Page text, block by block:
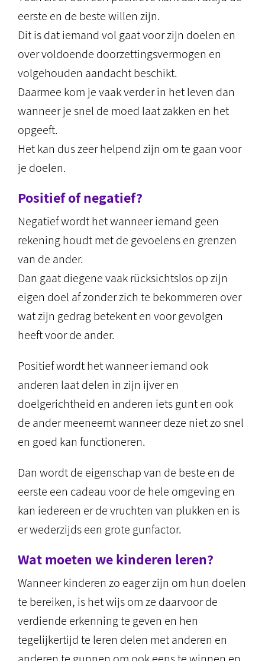
eerste en de beste willen zijn.
Dit is dat iemand vol gaat voor zijn doelen en
over voldoende doorzettingsvermogen en
volgehouden aandacht beschikt.
Daarmee kom je vaak verder in het leven dan
wanneer je snel de moed laat zakken en het
opgeeft.
Het kan dus zeer helpend zijn om te gaan voor
je doelen.
Positief of negatief?
Negatief wordt het wanneer iemand geen
rekening houdt met de gevoelens en grenzen
van de ander.
Dan gaat diegene vaak rücksichtslos op zijn
eigen doel af zonder zich te bekommeren over
wat zijn gedrag betekent en voor gevolgen
heeft voor de ander.
Positief wordt het wanneer iemand ook
anderen laat delen in zijn ijver en
doelgerichtheid en anderen iets gunt en ook
de ander meeneemt wanneer deze niet zo snel
en goed kan functioneren.
Dan wordt de eigenschap van de beste en de
eerste een cadeau voor de hele omgeving en
kan iedereen er de vruchten van plukken en is
er wederzijds een grote gunfactor.
Wat moeten we kinderen leren?
Wanneer kinderen zo eager zijn om hun doelen
te bereiken, is het wijs om ze daarvoor de
verdiende erkenning te geven en hen
tegelijkertijd te leren delen met anderen en